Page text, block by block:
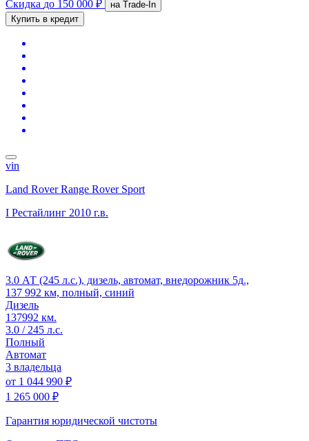
Скидка до 150 000 ₽
на Trade-In
Купить в кредит
vin
Land Rover Range Rover Sport
I Рестайлинг 2010 г.в.
3.0 АТ (245 л.с.), дизель, автомат, внедорожник 5д.,
137 992 км, полный, синий
Дизель
137992 км.
3.0 / 245 л.с.
Полный
Автомат
3 владельца
от 1 044 990 ₽
1 265 000 ₽
Гарантия юридической чистоты